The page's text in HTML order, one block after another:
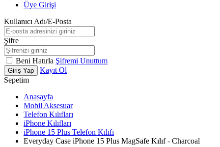
Üye Girişi
Kullanıcı Adı/E-Posta
Şifre
Beni Hatırla Şifremi Unuttum
Giriş Yap
Kayıt Ol
Sepetim
Anasayfa
Mobil Aksesuar
Telefon Kılıfları
iPhone Kılıfları
iPhone 15 Plus Telefon Kılıfı
Everyday Case iPhone 15 Plus MagSafe Kılıf - Charcoal